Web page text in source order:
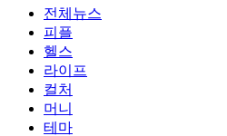
전체뉴스
피플
헬스
라이프
컬처
머니
테마